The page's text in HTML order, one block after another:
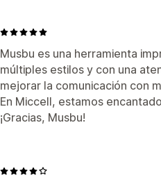
Musbu es una herramienta
múltiples estilos y con una
mejorar la comunicación con
En Miccell, estamos
¡Gracias, Musbu!